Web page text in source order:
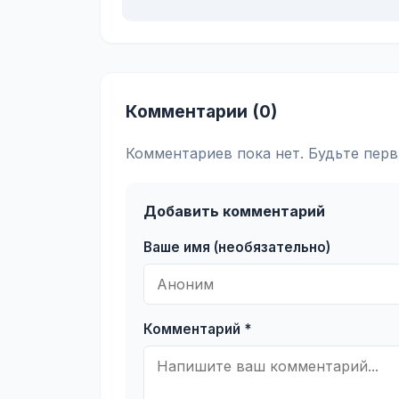
Комментарии (0)
Комментариев пока нет. Будьте
Добавить комментарий
Ваше имя (необязательно)
Комментарий *